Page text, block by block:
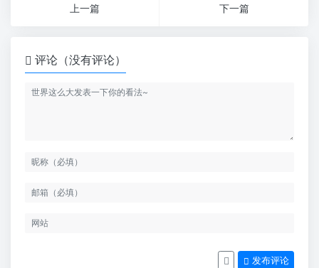
上一篇
下一篇
评论（没有评论）
发布评论